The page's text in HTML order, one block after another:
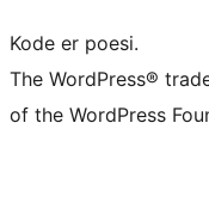
Kode er poesi.
The WordPress®
of the WordPress